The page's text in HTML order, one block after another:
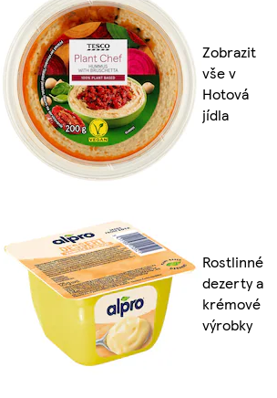
Zobrazit
vše v
Hotová
jídla
Rostlinné
dezerty a
krémové
výrobky